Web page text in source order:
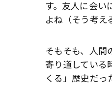
す。友人に会い
よね（そう考え
そもそも、人間
寄り道している
くる」歴史だっ